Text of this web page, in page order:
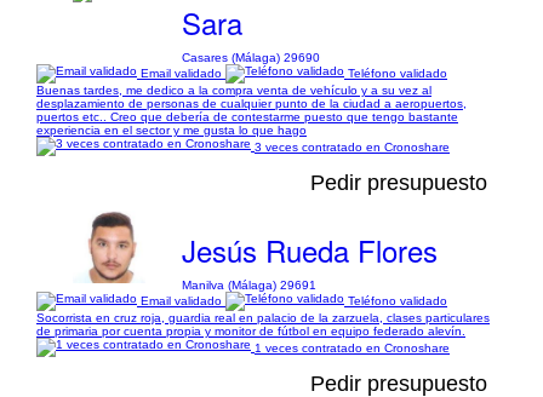
Sara
Casares (Málaga) 29690
Email validado
Teléfono validado
Buenas tardes, me dedico a la compra venta de vehículo y a su vez al
desplazamiento de personas de cualquier punto de la ciudad a aeropuertos,
puertos etc.. Creo que debería de contestarme puesto que tengo bastante
experiencia en el sector y me gusta lo que hago
3 veces contratado en Cronoshare
Pedir presupuesto
Jesús Rueda Flores
Manilva (Málaga) 29691
Email validado
Teléfono validado
Socorrista en cruz roja, guardia real en palacio de la zarzuela, clases particulares
de primaria por cuenta propia y monitor de fútbol en equipo federado alevín.
1 veces contratado en Cronoshare
Pedir presupuesto